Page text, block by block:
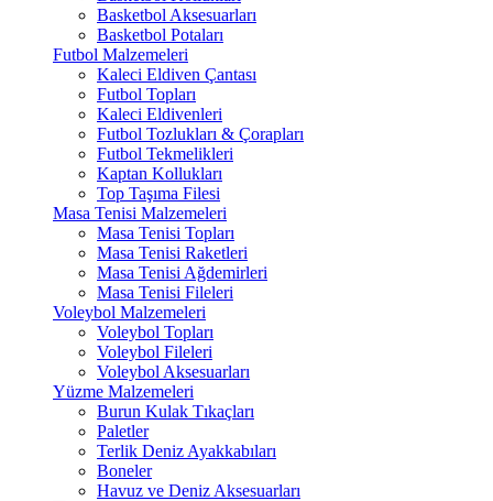
Basketbol Aksesuarları
Basketbol Potaları
Futbol Malzemeleri
Kaleci Eldiven Çantası
Futbol Topları
Kaleci Eldivenleri
Futbol Tozlukları & Çorapları
Futbol Tekmelikleri
Kaptan Kollukları
Top Taşıma Filesi
Masa Tenisi Malzemeleri
Masa Tenisi Topları
Masa Tenisi Raketleri
Masa Tenisi Ağdemirleri
Masa Tenisi Fileleri
Voleybol Malzemeleri
Voleybol Topları
Voleybol Fileleri
Voleybol Aksesuarları
Yüzme Malzemeleri
Burun Kulak Tıkaçları
Paletler
Terlik Deniz Ayakkabıları
Boneler
Havuz ve Deniz Aksesuarları